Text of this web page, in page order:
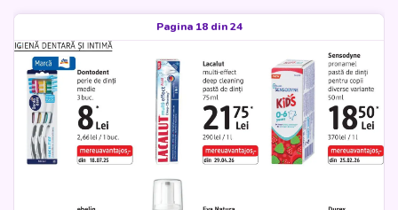
Pagina 18 din 24